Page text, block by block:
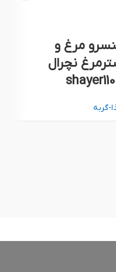
مرغ و
نچرال
گربه